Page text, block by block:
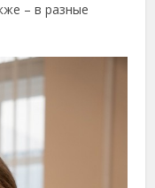
– в разные